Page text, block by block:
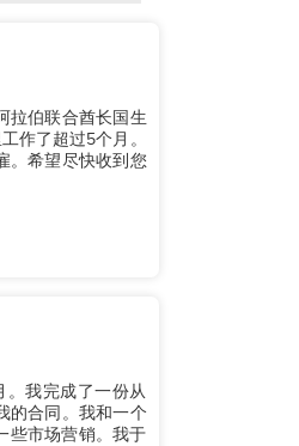
拉伯联合酋长国生
。希望尽快收到您
我完成了一份从
的合同。我和一个
些市场营销。我于